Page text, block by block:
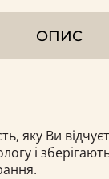
ОПИС
яку Ви
і зберігають